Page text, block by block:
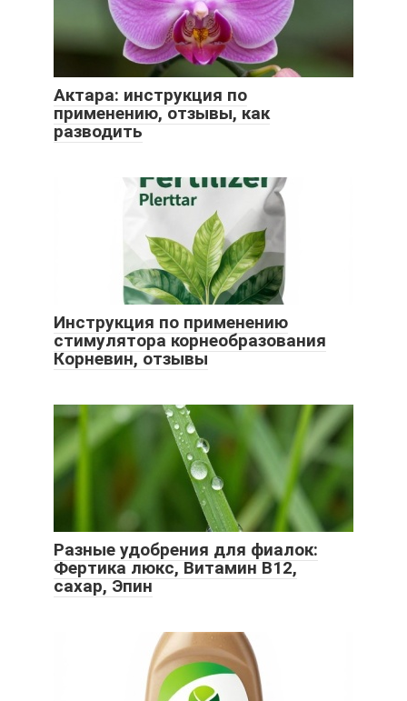
Актара: инструкция по
применению, отзывы, как
разводить
Инструкция по применению
стимулятора корнеобразования
Корневин, отзывы
Разные удобрения для фиалок:
Фертика люкс, Витамин В12,
сахар, Эпин